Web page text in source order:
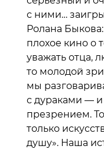
с ними…
Ролана
плохое кино о
уважать отца,
то молодой
мы
с дураками — и
презрением.
только
душу». Наша